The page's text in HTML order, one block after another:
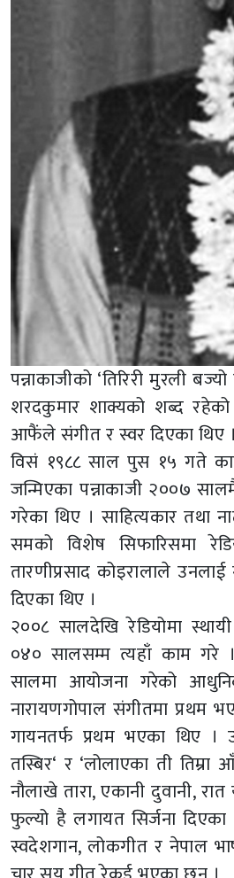
पन्नाकाजीको ‘तिरिरी मुरली
शरदकुमार शाक्यको शब्द रहेको
आफैंले संगीत र स्वर दिएका थिए ।
विसं १९८८ साल पुस १५ गते
जन्मिएका पन्नाकाजी २००७
गरेका थिए । साहित्यकार तथा
समको विशेष सिफारिसमा
तारणीप्रसाद कोइरालाले
दिएका थिए ।
२००८ सालदेखि रेडियोमा
०४० सालसम्म त्यहाँ काम गरे
सालमा आयोजना गरेको
नारायणगोपाल संगीतमा प्रथम
गायनतर्फ प्रथम भएका थिए ।
तस्बिर‘ र ‘लोलाएका ती तिम्रा
नौलाखे तारा, एकानी दुवानी,
फुल्यो है लगायत सिर्जना
स्वदेशगान, लोकगीत र नेपाल